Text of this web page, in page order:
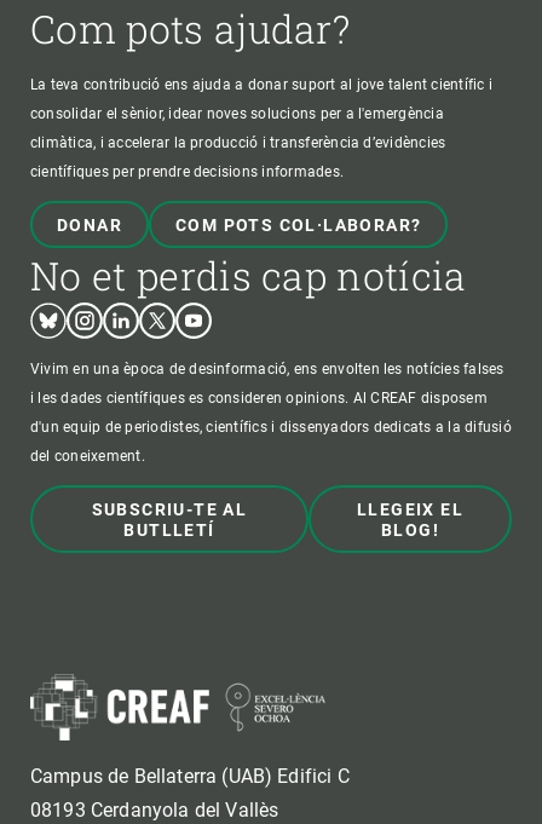
Com pots ajudar?
La teva contribució ens ajuda a donar suport al jove talent científic i
consolidar el sènior, idear noves solucions per a l'emergència
climàtica, i accelerar la producció i transferència d’evidències
científiques per prendre decisions informades.
DONAR COM POTS COL·LABORAR?
No et perdis cap notícia
BlueskyInstagram
LinkedinTwitterYoutube
Vivim en una època de desinformació, ens envolten les notícies falses
i les dades científiques es consideren opinions. Al CREAF disposem
d'un equip de periodistes, científics i dissenyadors dedicats a la difusió
del coneixement.
SUBSCRIU-TE AL
BUTLLETÍ
LLEGEIX EL
BLOG!
Campus de Bellaterra (UAB) Edifici C
08193 Cerdanyola del Vallès